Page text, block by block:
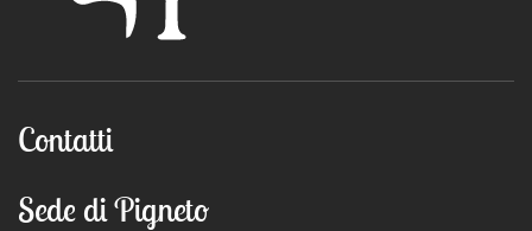
Contatti
Sede di Pigneto